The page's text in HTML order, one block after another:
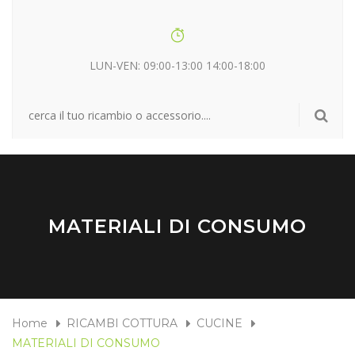
LUN-VEN: 09:00-13:00 14:00-18:00
MATERIALI DI CONSUMO
Home RICAMBI COTTURA
CUCINE
MATERIALI DI CONSUMO